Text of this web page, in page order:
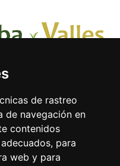
de rastreo
de navegación en
contenidos
para
web y para
1-1º 09240 Briviesca